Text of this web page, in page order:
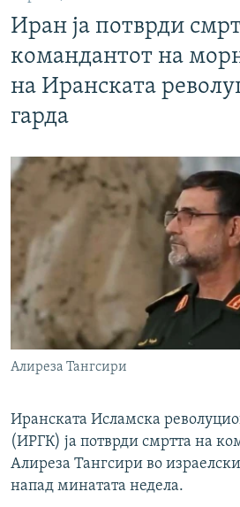
Иран ја потврди
командантот на
на Иранската
гарда
Алиреза Тангсири
Иранската Исламска
(ИРГК) ја потврди смртта на
Алиреза Тангсири во
напад минатата недела.